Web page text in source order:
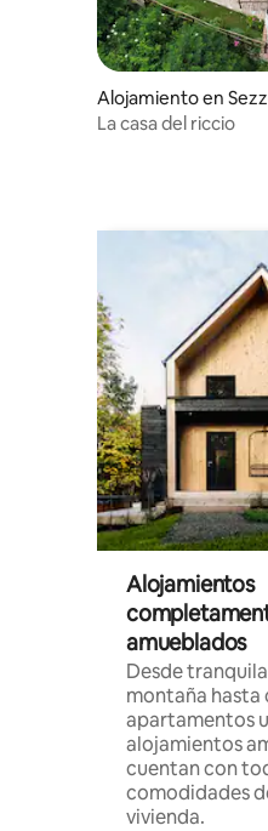
Alojamiento en
La casa del riccio
Alojamientos
amueblados
Desde
montaña hasta
apartamentos
alojamientos
cuentan con
comodidades
vivienda.